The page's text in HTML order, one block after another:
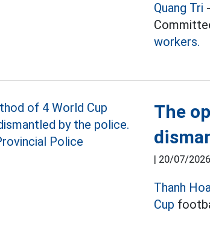
Quang Tri
workers.
The
| 20/07/
Thanh
Cup